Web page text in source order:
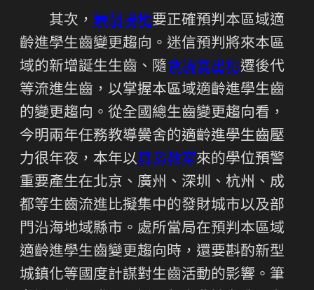
其次， 舞蹈場地要正確預判本區域適
齡進學生齒變更趨向。迷信預判將來本區
域的新增誕生生齒、隨會議室出租遷後代
等流進生齒，以掌握本區域適齡進學生齒
的變更趨向。從全國總生齒變更趨向看，
今明兩年任務教導黌舍的適齡進學生齒壓
力很年夜，本年以舞蹈教室來的學位預警
重要產生在北京、廣州、深圳、杭州、成
都等生齒流進比擬集中的發財城市以及部
門沿海地域縣市。處所當局在預判本區域
適齡進學生齒變更趨向時，還要斟酌新型
城鎮化等國度計謀對生齒活動的影響。筆